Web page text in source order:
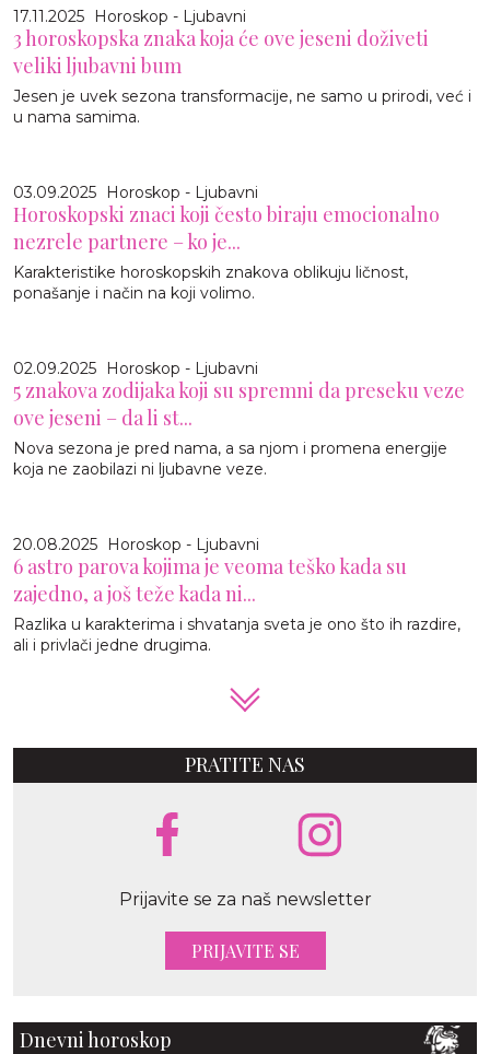
17.11.2025 Horoskop - Ljubavni
3 horoskopska znaka koja će ove jeseni doživeti
veliki ljubavni bum
Jesen je uvek sezona transformacije, ne samo u prirodi, već i
u nama samima.
03.09.2025 Horoskop - Ljubavni
Horoskopski znaci koji često biraju emocionalno
nezrele partnere – ko je...
Karakteristike horoskopskih znakova oblikuju ličnost,
ponašanje i način na koji volimo.
02.09.2025 Horoskop - Ljubavni
5 znakova zodijaka koji su spremni da preseku veze
ove jeseni – da li st...
Nova sezona je pred nama, a sa njom i promena energije
koja ne zaobilazi ni ljubavne veze.
20.08.2025 Horoskop - Ljubavni
6 astro parova kojima je veoma teško kada su
zajedno, a još teže kada ni...
Razlika u karakterima i shvatanja sveta je ono što ih razdire,
ali i privlači jedne drugima.
PRATITE NAS
Prijavite se za naš newsletter
PRIJAVITE SE
Dnevni horoskop